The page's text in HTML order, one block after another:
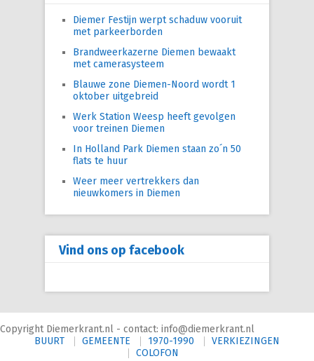
Diemer Festijn werpt schaduw vooruit
met parkeerborden
Brandweerkazerne Diemen bewaakt
met camerasysteem
Blauwe zone Diemen-Noord wordt 1
oktober uitgebreid
Werk Station Weesp heeft gevolgen
voor treinen Diemen
In Holland Park Diemen staan zo´n 50
flats te huur
Weer meer vertrekkers dan
nieuwkomers in Diemen
Vind ons op facebook
Copyright Diemerkrant.nl - contact: info@diemerkrant.nl
BUURT
GEMEENTE 1970-1990
VERKIEZINGEN
COLOFON